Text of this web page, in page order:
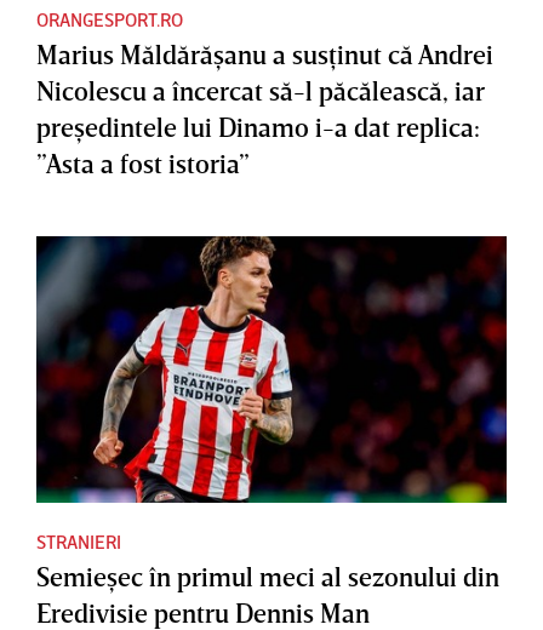
ORANGESPORT.RO
Marius Măldărăşanu a susţinut că Andrei
Nicolescu a încercat să-l păcălească, iar
preşedintele lui Dinamo i-a dat replica:
”Asta a fost istoria”
STRANIERI
Semieşec în primul meci al sezonului din
Eredivisie pentru Dennis Man